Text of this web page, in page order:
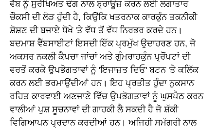
ਵੈੱਬ ਨੂੰ ਸੁਰੱਖਿਅਤ ਢੰਗ ਨਾਲ ਬ੍ਰਾਊਜ਼ ਕਰਨ ਲਈ ਲਗਾਤਾਰ
ਚੌਕਸੀ ਦੀ ਲੋੜ ਹੁੰਦੀ ਹੈ, ਕਿਉਂਕਿ ਖਤਰਨਾਕ ਕਾਰਕੁੰਨ ਤਕਨੀਕੀ
ਸ਼ੋਸ਼ਣ ਦੀ ਬਜਾਏ ਧੋਖੇ 'ਤੇ ਵੱਧ ਤੋਂ ਵੱਧ ਨਿਰਭਰ ਕਰਦੇ ਹਨ।
ਬਦਮਾਸ਼ ਵੈੱਬਸਾਈਟਾਂ ਇਸਦੀ ਇੱਕ ਪ੍ਰਮੁੱਖ ਉਦਾਹਰਣ ਹਨ, ਜੋ
ਅਕਸਰ ਨਕਲੀ ਕੈਪਚਾ ਜਾਂਚਾਂ ਅਤੇ ਗੁੰਮਰਾਹਕੁੰਨ ਪ੍ਰੋਂਪਟਾਂ ਦੀ
ਵਰਤੋਂ ਕਰਕੇ ਉਪਭੋਗਤਾਵਾਂ ਨੂੰ 'ਇਜਾਜ਼ਤ ਦਿਓ' ਬਟਨ 'ਤੇ ਕਲਿੱਕ
ਕਰਨ ਲਈ ਭਰਮਾਉਂਦੀਆਂ ਹਨ। ਇਹ ਪ੍ਰਤੀਤ ਹੁੰਦਾ ਨੁਕਸਾਨ
ਰਹਿਤ ਕਾਰਵਾਈ ਅਣਜਾਣੇ ਵਿੱਚ ਉਪਭੋਗਤਾਵਾਂ ਨੂੰ ਘੁਸਪੈਠ ਕਰਨ
ਵਾਲੀਆਂ ਪੁਸ਼ ਸੂਚਨਾਵਾਂ ਦੀ ਗਾਹਕੀ ਲੈ ਸਕਦੀ ਹੈ ਜੋ ਸ਼ੱਕੀ
ਵਿਗਿਆਪਨ ਪ੍ਰਦਾਨ ਕਰਦੀਆਂ ਹਨ। ਅਜਿਹੀ ਸਮੱਗਰੀ ਨਾਲ